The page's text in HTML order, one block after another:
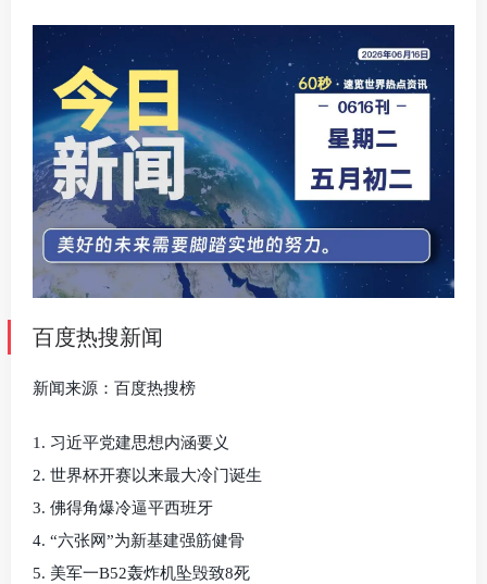
百度热搜新闻
新闻来源：百度热搜榜
1. 习近平党建思想内涵要义
2. 世界杯开赛以来最大冷门诞生
3. 佛得角爆冷逼平西班牙
4. “六张网”为新基建强筋健骨
5. 美军一B52轰炸机坠毁致8死